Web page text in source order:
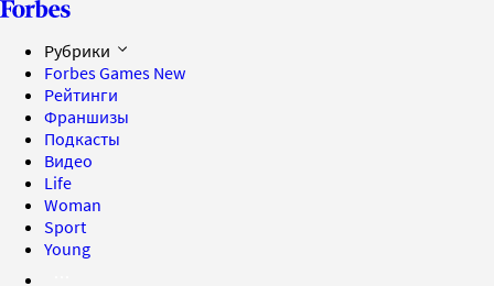
Рубрики
Forbes Games New
Рейтинги
Франшизы
Подкасты
Видео
Life
Woman
Sport
Young